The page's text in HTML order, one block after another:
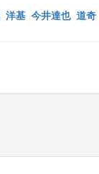
洋基 今井達也 道奇